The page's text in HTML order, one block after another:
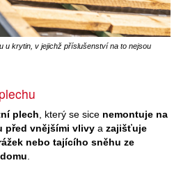
u krytin, v jejichž příslušenství na to nejsou
plech , který se sice nemontuje na
před vnějšími vlivy a zajišťuje
nebo tajícího sněhu ze